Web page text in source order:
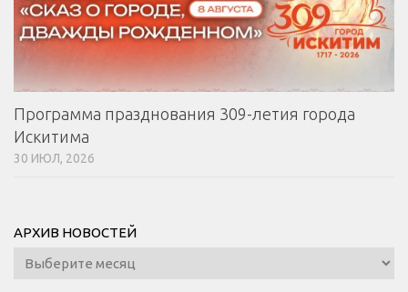
Программа празднования 309-летия города
Искитима
30 ИЮЛ, 2026
АРХИВ НОВОСТЕЙ
Архив
новостей